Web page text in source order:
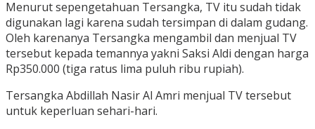
Menurut sepengetahuan Tersangka, TV itu sudah tidak
digunakan lagi karena sudah tersimpan di dalam gudang.
Oleh karenanya Tersangka mengambil dan menjual TV
tersebut kepada temannya yakni Saksi Aldi dengan harga
Rp350.000 (tiga ratus lima puluh ribu rupiah).
Tersangka Abdillah Nasir Al Amri menjual TV tersebut
untuk keperluan sehari-hari.